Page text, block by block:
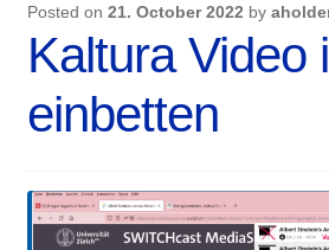
Posted on 21. October 2022 by
Kaltura Video
einbetten